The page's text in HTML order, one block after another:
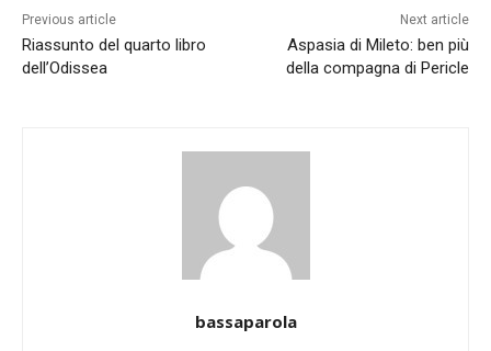
Previous article
Riassunto del quarto libro
dell’Odissea
Next article
Aspasia di Mileto: ben più
della compagna di Pericle
bassaparola